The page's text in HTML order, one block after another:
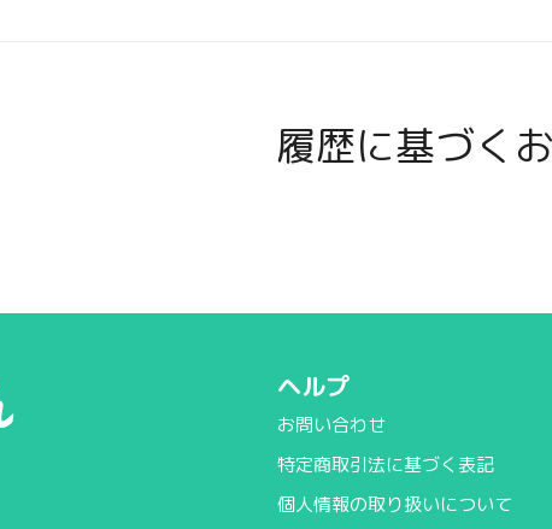
履歴に基づく
ヘルプ
お問い合わせ
特定商取引法に基づく表記
個人情報の取り扱いについて